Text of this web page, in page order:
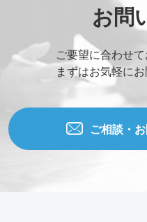
お問
ご要望に合わせて
まずはお気軽に
ご相談・